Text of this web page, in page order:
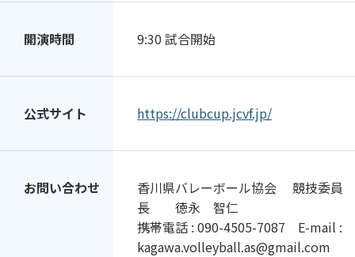
開演時間 9:30 試合開始
公式サイト https://clubcup.jcvf.jp/
お問い合わせ
香川県バレーボール協会 競技委員
長 徳永 智仁
携帯電話 : 090-4505-7087 E-mail :
kagawa.volleyball.as@gmail.com